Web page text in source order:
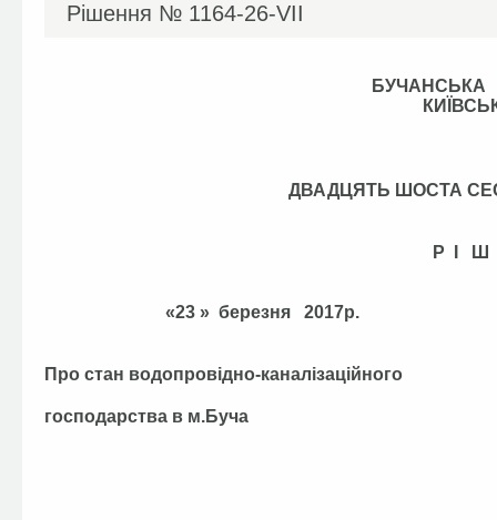
Рішення № 1164-26-VII
ДВАДЦЯТЬ ШОСТА
Р І
«23 » березня
Про стан водопровідно-каналізаційного
господарства в м.Буча